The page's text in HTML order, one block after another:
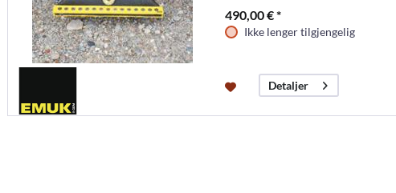
490,00 € *
Ikke lenger tilgjengelig
Detaljer